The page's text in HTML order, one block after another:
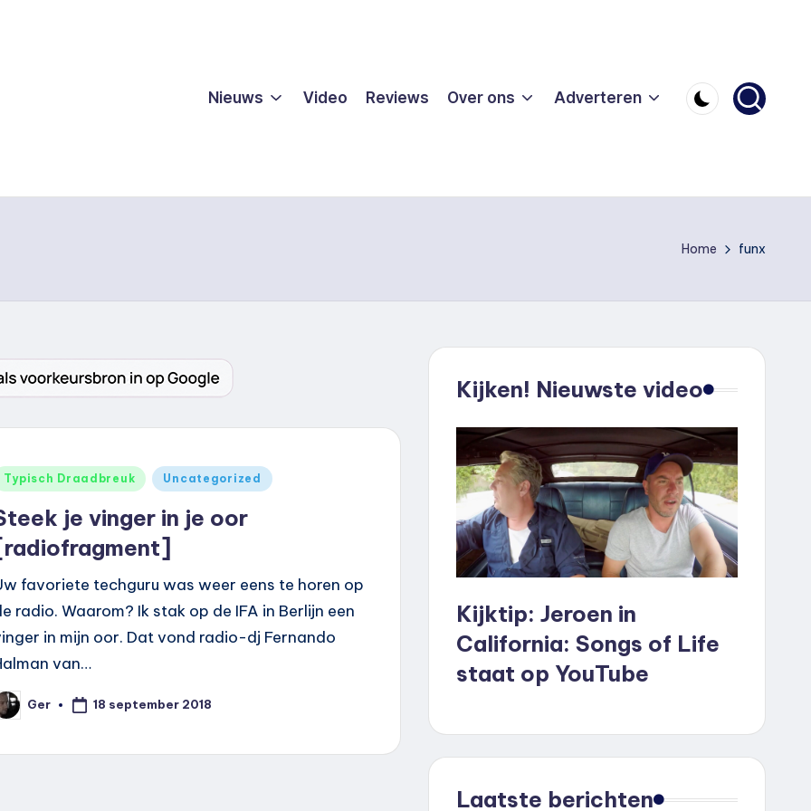
Nieuws Video Reviews Over ons Adverteren
Home funx
Typisch Draadbreuk Uncategorized
je vinger in je oor
favoriete techguru was weer eens te horen op
radio. Waarom? Ik stak op de IFA in Berlijn een
in mijn oor. Dat vond radio-dj Fernando
van…
Ger 18 september 2018
Kijken! Nieuwste video
Kijktip: Jeroen in
California: Songs of Life
staat op YouTube
Laatste berichten